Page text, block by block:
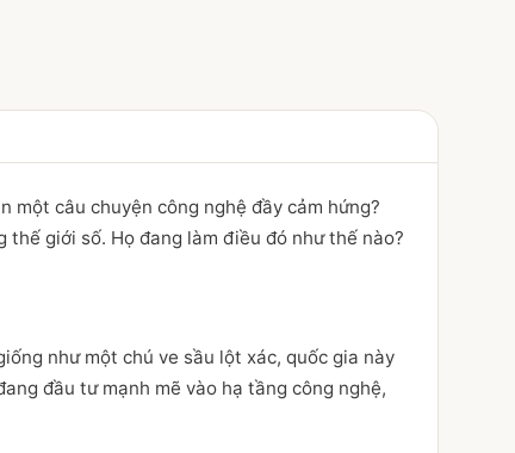
một câu chuyện công nghệ đầy cảm hứng?
giới số. Họ đang làm điều đó như thế nào?
như một chú ve sầu lột xác, quốc gia này
đầu tư mạnh mẽ vào hạ tầng công nghệ,